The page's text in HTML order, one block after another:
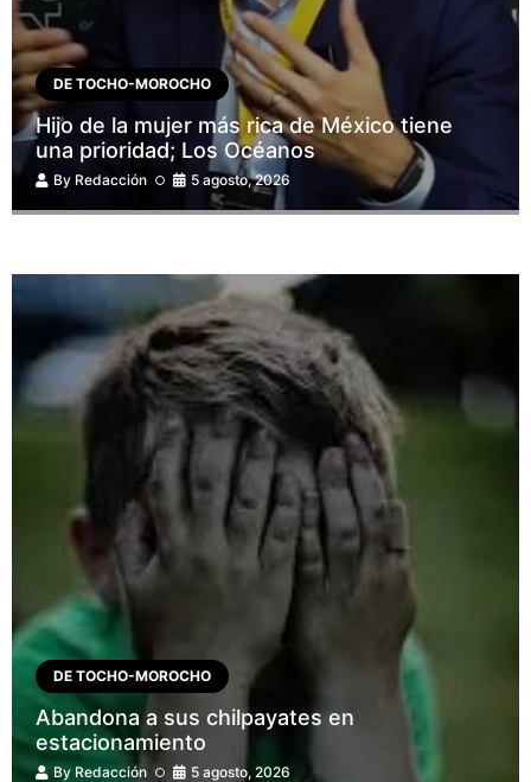
DE TOCHO-MOROCHO
Hijo de la mujer más rica de México tiene
una prioridad; Los Océanos
By Redacción 5 agosto, 2026
DE TOCHO-MOROCHO
Abandona a sus chilpayates en
estacionamiento
By Redacción 5 agosto, 2026